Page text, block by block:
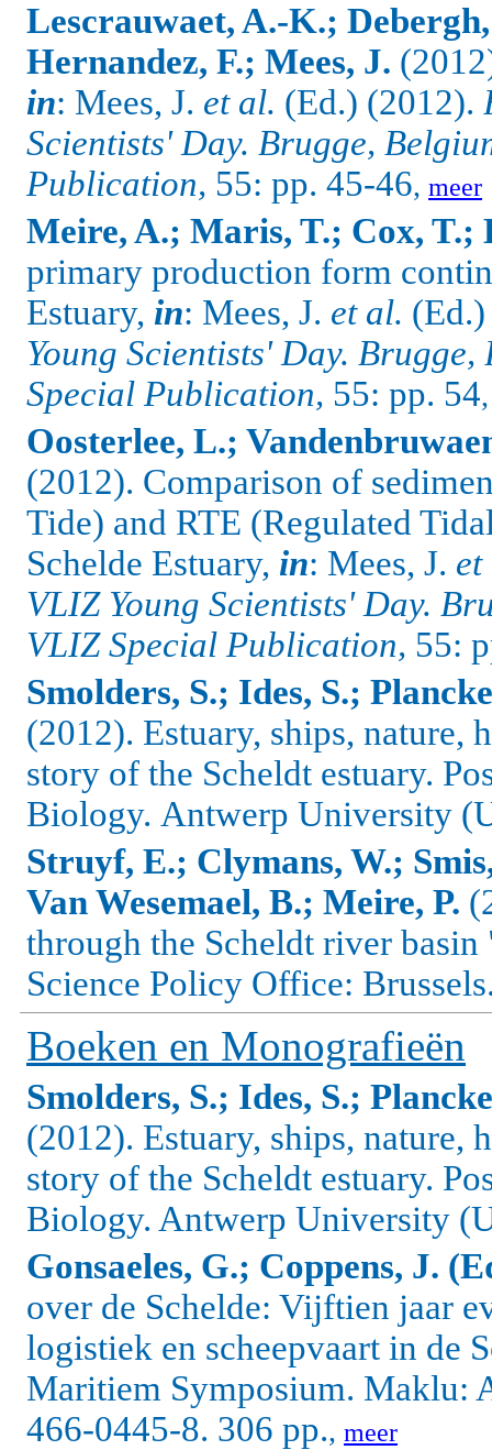
Lescrauwaet, A.-K.;
Hernandez, F.; Mees, J.
in: Mees, J. et al. (Ed.) (2012).
Scientists' Day. Brugge,
Publication, 55: pp. 45-46, meer
Meire, A.; Maris, T.; Cox, T.;
primary production form
Estuary, in: Mees, J. et al.
Young Scientists' Day.
Special Publication, 55: pp. 54
Oosterlee, L.;
(2012). Comparison of
Tide) and RTE (Regulated
Schelde Estuary, in: Mees, J. et
VLIZ Young Scientists' Day.
VLIZ Special Publication, 55:
Smolders, S.; Ides, S.;
(2012). Estuary, ships, nature,
story of the Scheldt estuary.
Biology. Antwerp University
Struyf, E.; Clymans, W.;
Van Wesemael, B.; Meire, P.
through the Scheldt river
Science Policy Office:
Boeken en Monografieën
Smolders, S.; Ides, S.;
(2012). Estuary, ships, nature,
story of the Scheldt estuary.
Biology. Antwerp University
Gonsaeles, G.; Coppens, J.
over de Schelde: Vijftien jaar
logistiek en scheepvaart in de
Maritiem Symposium. Maklu:
466-0445-8. 306 pp., meer